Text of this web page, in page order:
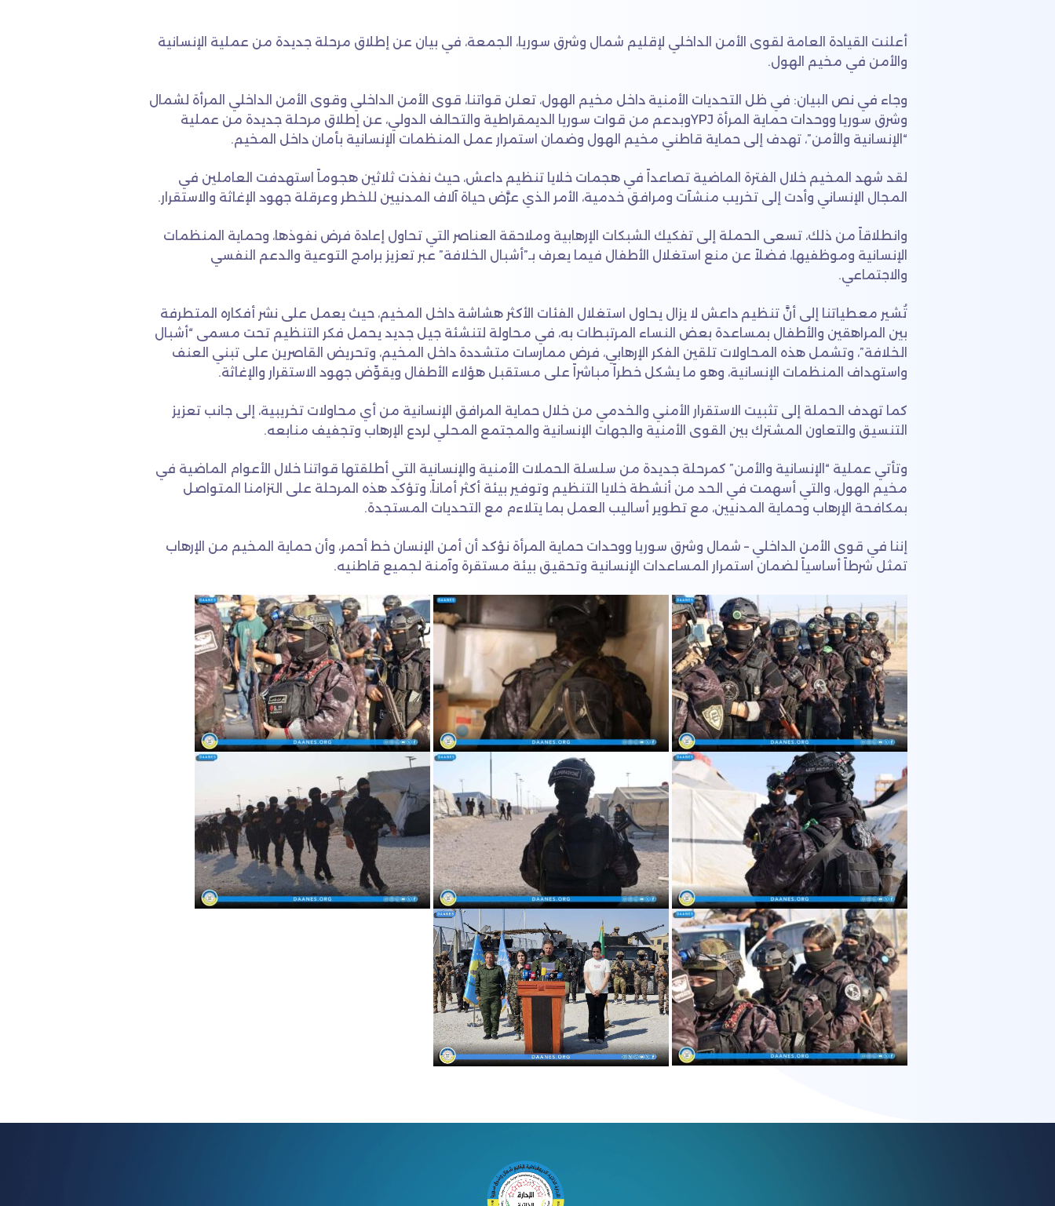
أعلنت القيادة العامة لقوى الأمن الداخلي لإقليم شمال وشرق سوريا، الجمعة، في بيان عن إطلاق مرحلة جديدة من عملية الإنسانية
والأمن في مخيم الهول.
وجاء في نص البيان: في ظل التحديات الأمنية داخل مخيم الهول، تعلن قواتنا، قوى الأمن الداخلي وقوى الأمن الداخلي المرأة لشمال
وشرق سوريا ووحدات حماية المرأة YPJوبدعم من قوات سوريا الديمقراطية والتحالف الدولي، عن إطلاق مرحلة جديدة من عملية
“الإنسانية والأمن”، تهدف إلى حماية قاطني مخيم الهول وضمان استمرار عمل المنظمات الإنسانية بأمان داخل المخيم.
لقد شهد المخيم خلال الفترة الماضية تصاعداً في هجمات خلايا تنظيم داعش، حيث نفذت ثلاثين هجوماً استهدفت العاملين في
المجال الإنساني وأدت إلى تخريب منشآت ومرافق خدمية، الأمر الذي عرَّض حياة آلاف المدنيين للخطر وعرقلة جهود الإغاثة والاستقرار.
وانطلاقاً من ذلك، تسعى الحملة إلى تفكيك الشبكات الإرهابية وملاحقة العناصر التي تحاول إعادة فرض نفوذها، وحماية المنظمات
الإنسانية وموظفيها، فضلاً عن منع استغلال الأطفال فيما يعرف بـ”أشبال الخلافة” عبر تعزيز برامج التوعية والدعم النفسي
والاجتماعي.
تُشير معطياتنا إلى أنَّ تنظيم داعش لا يزال يحاول استغلال الفئات الأكثر هشاشة داخل المخيم، حيث يعمل على نشر أفكاره المتطرفة
بين المراهقين والأطفال بمساعدة بعض النساء المرتبطات به، في محاولة لتنشئة جيل جديد يحمل فكر التنظيم تحت مسمى “أشبال
الخلافة”، وتشمل هذه المحاولات تلقين الفكر الإرهابي، فرض ممارسات متشددة داخل المخيم، وتحريض القاصرين على تبني العنف
واستهداف المنظمات الإنسانية، وهو ما يشكل خطراً مباشراً على مستقبل هؤلاء الأطفال ويقوِّض جهود الاستقرار والإغاثة.
كما تهدف الحملة إلى تثبيت الاستقرار الأمني والخدمي من خلال حماية المرافق الإنسانية من أي محاولات تخريبية، إلى جانب تعزيز
التنسيق والتعاون المشترك بين القوى الأمنية والجهات الإنسانية والمجتمع المحلي لردع الإرهاب وتجفيف منابعه.
وتأتي عملية “الإنسانية والأمن” كمرحلة جديدة من سلسلة الحملات الأمنية والإنسانية التي أطلقتها قواتنا خلال الأعوام الماضية في
مخيم الهول، والتي أسهمت في الحد من أنشطة خلايا التنظيم وتوفير بيئة أكثر أماناً، وتؤكد هذه المرحلة على التزامنا المتواصل
بمكافحة الإرهاب وحماية المدنيين، مع تطوير أساليب العمل بما يتلاءم مع التحديات المستجدة.
إننا في قوى الأمن الداخلي – شمال وشرق سوريا ووحدات حماية المرأة نؤكد أن أمن الإنسان خط أحمر، وأن حماية المخيم من الإرهاب
تمثل شرطاً أساسياً لضمان استمرار المساعدات الإنسانية وتحقيق بيئة مستقرة وآمنة لجميع قاطنيه.